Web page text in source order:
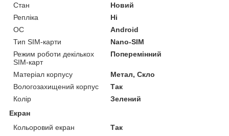
Стан
Новий
Репліка
Ні
ОС
Android
Тип SIM-карти
Nano-SIM
Режим роботи декількох
SIM-карт
Поперемінний
Матеріал корпусу
Метал, Скло
Вологозахищений корпус
Так
Колір
Зелений
Екран
Кольоровий екран
Так